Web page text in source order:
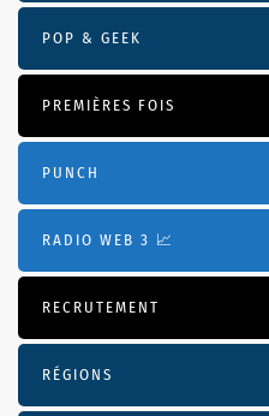
POP & GEEK
PREMIÈRES FOIS
PUNCH
RADIO WEB 3 📈
RECRUTEMENT
RÉGIONS